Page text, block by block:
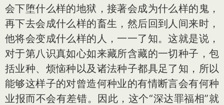
会下堕什么样的地狱，接著会成为什么样的鬼，
再下去会成什么样的畜生，然后回到人间来时，
他将会变成什么样的人，一一了知。这就是说，
对于第八识真如心如来藏所含藏的一切种子，包
括业种、烦恼种以及诸法种子都具足了知，所以
能够这样子的对曾造何种业的有情断言会有何种
业报而不会有差错。因此，这个“深达罪福相”就